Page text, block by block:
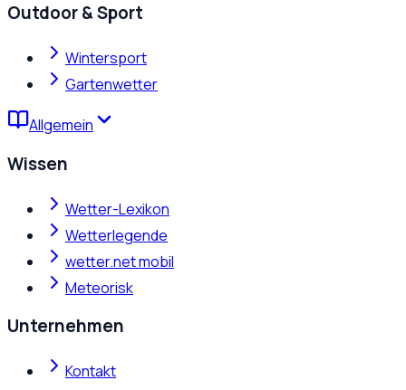
Outdoor & Sport
Wintersport
Gartenwetter
Allgemein
Wissen
Wetter-Lexikon
Wetterlegende
wetter.net mobil
Meteorisk
Unternehmen
Kontakt